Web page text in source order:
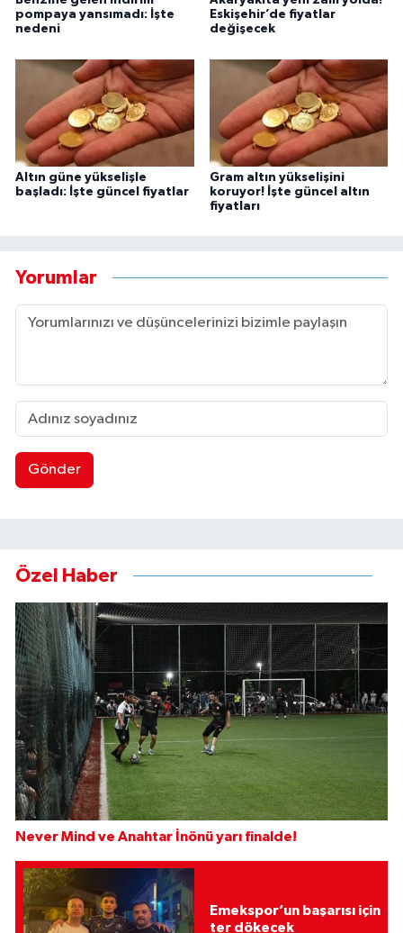
pompaya yansımadı: İşte
nedeni
Eskişehir’de fiyatlar
değişecek
Altın güne yükselişle
başladı: İşte güncel fiyatlar
Gram altın yükselişini
koruyor! İşte güncel altın
fiyatları
Yorumlar
Gönder
Özel Haber
Never Mind ve Anahtar İnönü yarı finalde!
Emekspor’un başarısı için
ter dökecek